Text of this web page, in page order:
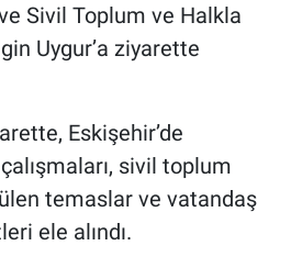
ve Sivil Toplum ve Halkla
Uygur’a ziyarette
Eskişehir’de
sivil toplum
temaslar ve vatandaş
ele alındı.